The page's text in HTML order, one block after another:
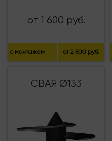
от 1 600 руб.
с монтажем от 2 500 руб.
СВАЯ Ø133